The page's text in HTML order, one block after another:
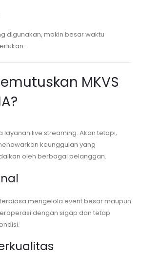
digunakan, makin besar waktu
MKVS
layanan live streaming. Akan tetapi,
keunggulan yang
oleh berbagai pelanggan.
mengelola event besar maupun
dengan sigap dan tetap